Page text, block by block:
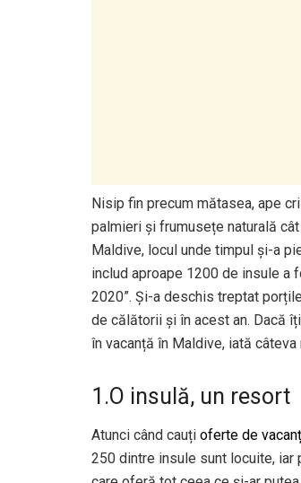
Nisip fin precum mătasea, ape
palmieri și frumusețe naturală
Maldive, locul unde timpul și-a
includ aproape 1200 de insule a
2020”. Și-a deschis treptat
de călătorii și în acest an. Dacă
în vacanță în Maldive, iată
1.O insulă, un resort
Atunci când cauți oferte de
250 dintre insule sunt locuite,